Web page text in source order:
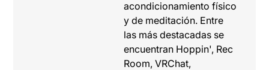
acondicionamiento físico
y de meditación. Entre
las más destacadas se
encuentran Hoppin', Rec
Room, VRChat,